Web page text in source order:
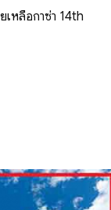
เหลือกาซ่า 14th